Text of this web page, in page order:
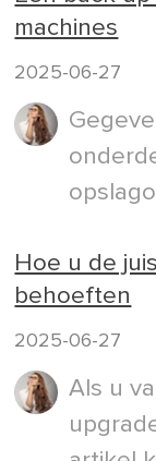
machines
2025-06-27
Hoe u de
behoeften
2025-06-27
Als u